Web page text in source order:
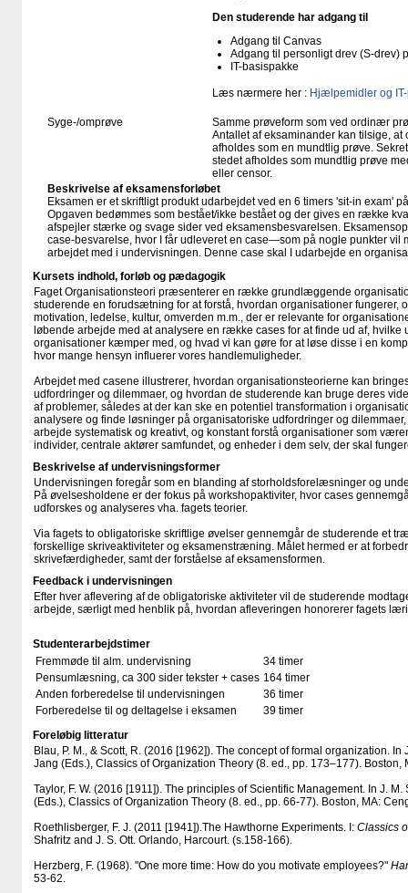
Den studerende har adgang til
Adgang til Canvas
Adgang til personligt drev (S-drev)
IT-basispakke
Læs nærmere her : Hjælpemidler og
Syge-/omprøve
Samme prøveform som ved ordinær
Antallet af eksaminander kan tilsige,
afholdes som en mundtlig prøve.
stedet afholdes som mundtlig prøve
eller censor.
Beskrivelse af eksamensforløbet
Eksamen er et skriftligt produkt udarbejdet ved en 6 timers 'sit-in exam'
Opgaven bedømmes som bestået/ikke bestået og der gives en række
afspejler stærke og svage sider ved eksamensbesvarelsen.
case-besvarelse, hvor I får udleveret en case—som på nogle punkter vil
arbejdet med i undervisningen. Denne case skal I udarbejde en
Kursets indhold, forløb og pædagogik
Faget Organisationsteori præsenterer en række grundlæggende
studerende en forudsætning for at forstå, hvordan organisationer fungerer,
motivation, ledelse, kultur, omverden m.m., der er relevante for
løbende arbejde med at analysere en række cases for at finde ud af, hvilke
organisationer kæmper med, og hvad vi kan gøre for at løse disse i en
hvor mange hensyn influerer vores handlemuligheder.
Arbejdet med casene illustrerer, hvordan organisationsteorierne kan
udfordringer og dilemmaer, og hvordan de studerende kan bruge deres
af problemer, således at der kan ske en potentiel transformation i
analysere og finde løsninger på organisatoriske udfordringer og
arbejde systematisk og kreativt, og konstant forstå organisationer som
individer, centrale aktører samfundet, og enheder i dem selv, der skal
Beskrivelse af undervisningsformer
Undervisningen foregår som en blanding af storholdsforelæsninger og
På øvelsesholdene er der fokus på workshopaktiviter, hvor cases
udforskes og analyseres vha. fagets teorier.
Via fagets to obligatoriske skriftlige øvelser gennemgår de studerende et
forskellige skriveaktiviteter og eksamenstræning. Målet hermed er at
skrivefærdigheder, samt der forståelse af eksamensformen.
Feedback i undervisningen
Efter hver aflevering af de obligatoriske aktiviteter vil de studerende
arbejde, særligt med henblik på, hvordan afleveringen honorerer fagets
Studenterarbejdstimer
Fremmøde til alm. undervisning
34 timer
Pensumlæsning, ca 300 sider tekster + cases 164 timer
Anden forberedelse til undervisningen
36 timer
Forberedelse til og deltagelse i eksamen
39 timer
Foreløbig litteratur
Blau, P. M., & Scott, R. (2016 [1962]). The concept of formal organization. In
Jang (Eds.), Classics of Organization Theory (8. ed., pp. 173–177). Boston,
Taylor, F. W. (2016 [1911]). The principles of Scientific Management. In J. M.
(Eds.), Classics of Organization Theory (8. ed., pp. 66-77). Boston, MA:
Roethlisberger, F. J. (2011 [1941]).The Hawthorne Experiments. I: Classics
Shafritz and J. S. Ott. Orlando, Harcourt. (s.158-166).
Herzberg, F. (1968). "One more time: How do you motivate employees?"
53-62.